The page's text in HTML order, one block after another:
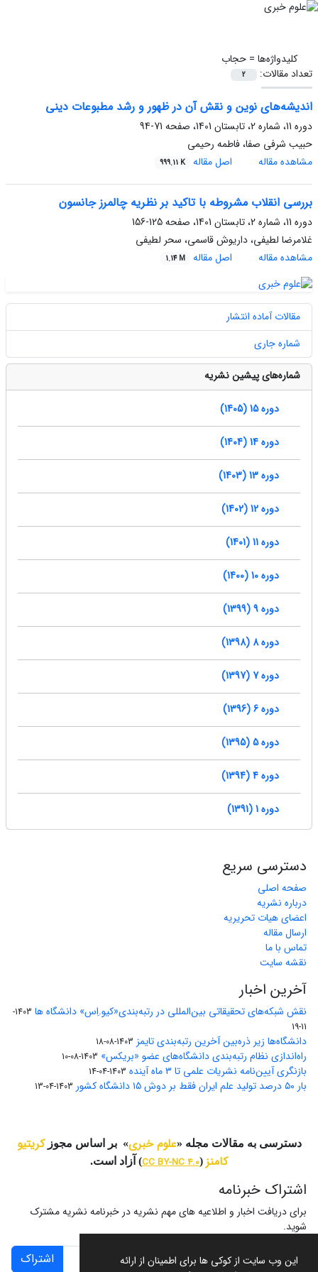
این وب سایت از کوکی ها برای اطمینان از ارائه
کلیدواژه‌ها =حجاب
تعداد مقالات:
2
اندیشه‌های نوین و نقش آن در ظهور و رشد مطبوعات دینی
دوره 11، شماره 2، تابستان 1401، صفحه
71-94
حبیب شرفی صفا، فاطمه رحیمی
مشاهده مقاله
اصل مقاله 999.11 K
بررسی انقلاب مشروطه با تاکید بر نظریه چالمرز جانسون
دوره 11، شماره 2، تابستان 1401، صفحه
125-156
غلامرضا لطیفی، داریوش قاسمی، سحر لطیفی
مشاهده مقاله
اصل مقاله 1.14 M
مقالات آماده انتشار
شماره جاری
شماره‌های پیشین نشریه
دوره 15 (1405)
دوره 14 (1404)
دوره 13 (1403)
دوره 12 (1402)
دوره 11 (1401)
دوره 10 (1400)
دوره 9 (1399)
دوره 8 (1398)
دوره 7 (1397)
دوره 6 (1396)
دوره 5 (1395)
دوره 4 (1394)
دوره 1 (1391)
دسترسی سریع
صفحه اصلی
درباره نشریه
اعضای هیات تحریریه
ارسال مقاله
تماس با ما
نقشه سایت
آخرین اخبار
نقش شبکه‌های تحقیقاتی بین‌المللی در رتبه‌بندی«کیو.اِس» دانشگاه ها
1403-
11-19
دانشگاه‌ها زیر ذره‌بین آخرین رتبه‌بندی تایمز 1403-08-18
راه‌اندازی نظام رتبه‌بندی دانشگاه‌‌های عضو «بریکس» 1403-08-10
بازنگری آیین‌نامه نشریات علمی تا ۳ ماه آینده 1403-04-14
بار ۵۰ درصد تولید علم ایران فقط بر دوش ۱۵ دانشگاه کشور 1403-04-13
دسترسی به مقالات مجله «علوم خبری» بر اساس مجوزکریتیو
کامنز (
CC BY-NC 4.0) آزاد است.
اشتراک خبرنامه
برای دریافت اخبار و اطلاعیه های مهم نشریه در خبرنامه نشریه مشترک
شوید.
اشتراک